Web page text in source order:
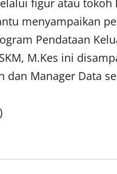
figur atau
menyampaikan
Pendataan
M.Kes ini
dan Manager Data